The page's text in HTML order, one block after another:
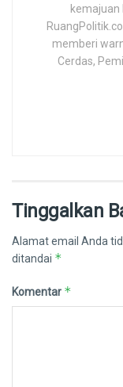
kemajuan
memberi
Cerdas,
Tinggalkan
Alamat email Anda
ditandai *
Komentar *